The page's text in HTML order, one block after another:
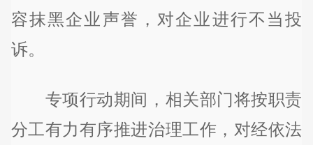
容抹黑企业声誉，对企业进行不当投
诉。
专项行动期间，相关部门将按职责
分工有力有序推进治理工作，对经依法